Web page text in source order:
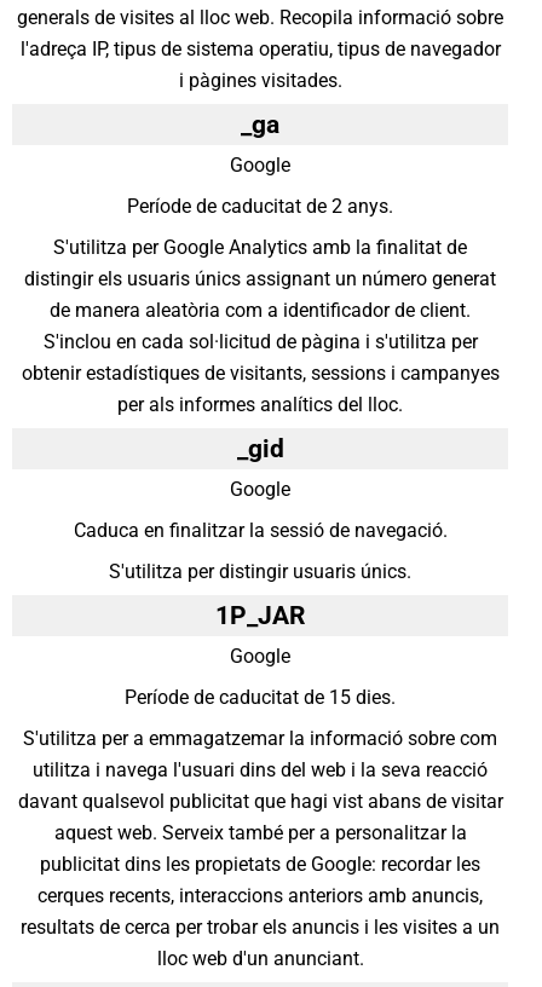
generals de visites al lloc web. Recopila informació sobre
l'adreça IP, tipus de sistema operatiu, tipus de navegador
i pàgines visitades.
_ga
Google
Període de caducitat de 2 anys.
S'utilitza per Google Analytics amb la finalitat de
distingir els usuaris únics assignant un número generat
de manera aleatòria com a identificador de client.
S'inclou en cada sol·licitud de pàgina i s'utilitza per
obtenir estadístiques de visitants, sessions i campanyes
per als informes analítics del lloc.
_gid
Google
Caduca en finalitzar la sessió de navegació.
S'utilitza per distingir usuaris únics.
1P_JAR
Google
Període de caducitat de 15 dies.
S'utilitza per a emmagatzemar la informació sobre com
utilitza i navega l'usuari dins del web i la seva reacció
davant qualsevol publicitat que hagi vist abans de visitar
aquest web. Serveix també per a personalitzar la
publicitat dins les propietats de Google: recordar les
cerques recents, interaccions anteriors amb anuncis,
resultats de cerca per trobar els anuncis i les visites a un
lloc web d'un anunciant.